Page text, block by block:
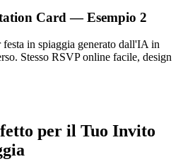
Card — Esempio 2
in spiaggia generato dall'IA in
Stesso RSVP online facile, design
per il Tuo Invito